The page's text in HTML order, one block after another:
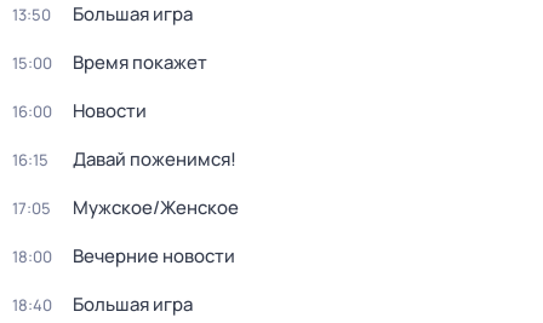
13:50 Большая игра
15:00 Время покажет
16:00 Новости
16:15 Давай поженимся!
17:05 Мужское/Женское
18:00 Вечерние новости
18:40 Большая игра